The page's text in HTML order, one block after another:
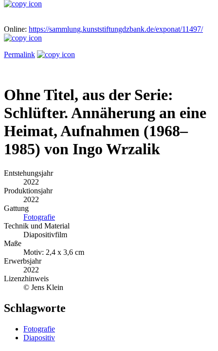
Online: https://sammlung.kunststiftungdzbank.de/exponat/11497/
Permalink
Ohne Titel, aus der Serie:
Schlüfter. Annäherung an eine
Heimat, Aufnahmen (1968–
1985) von Ingo Wrzalik
Entstehungsjahr
2022
Produktionsjahr
2022
Gattung
Fotografie
Technik und Material
Diapositivfilm
Maße
Motiv: 2,4 x 3,6 cm
Erwerbsjahr
2022
Lizenzhinweis
© Jens Klein
Schlagworte
Fotografie
Diapositiv